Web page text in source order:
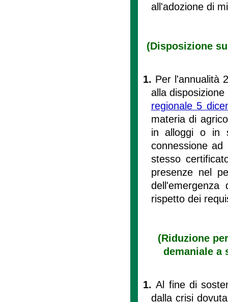
all'adozione di
(Disposizione
1. Per l'annualità
alla
regionale 5
materia di
in alloggi o in
connessione
stesso
presenze nel
rispetto dei
(Riduzione
demaniale a
1.Al fine di
dalla crisi